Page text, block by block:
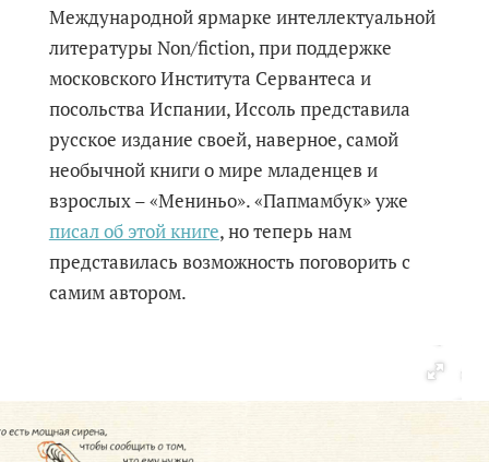
Международной ярмарке интеллектуальной
литературы Non/fiction, при поддержке
московского Института Сервантеса и
посольства Испании, Иссоль представила
русское издание своей, наверное, самой
необычной книги о мире младенцев и
взрослых – «Мениньо». «Папмамбук» уже
писал об этой книге, но теперь нам
представилась возможность поговорить с
самим автором.